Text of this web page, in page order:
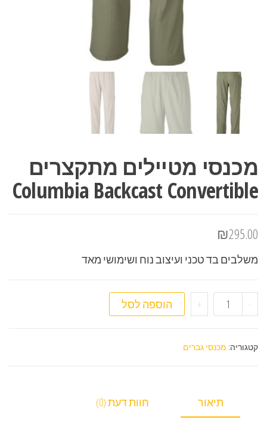
מכנסי מטיילים מתקצרים
Columbia Backcast Convertible
₪295.00
משלבים בד טכני ועיצוב נוח ושימושי מאד
- כמות של מכנסי מטיילים מתקצרים Columbia Backcast Convertible
+ הוספה לסל
קטגוריה: מכנסי גברים
תיאור חוות דעת (0)